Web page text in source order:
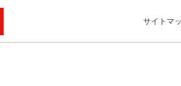
サイトマ